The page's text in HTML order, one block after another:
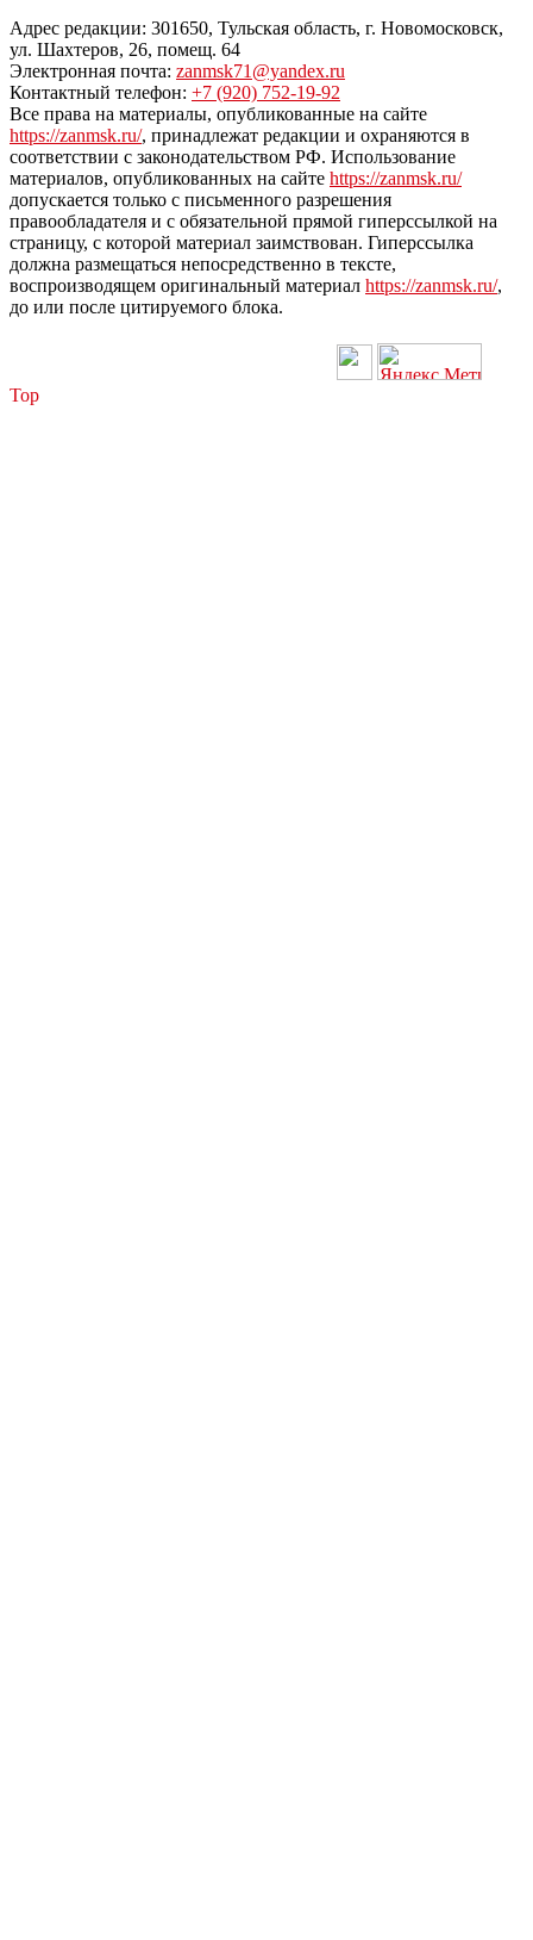
Адрес редакции: 301650, Тульская область, г. Новомосковск,
ул. Шахтеров, 26, помещ. 64
Электронная почта: zanmsk71@yandex.ru
Контактный телефон: +7 (920) 752-19-92
Все права на материалы, опубликованные на сайте
https://zanmsk.ru/, принадлежат редакции и охраняются в
соответствии с законодательством РФ. Использование
материалов, опубликованных на сайте https://zanmsk.ru/
допускается только с письменного разрешения
правообладателя и с обязательной прямой гиперссылкой на
страницу, с которой материал заимствован. Гиперссылка
должна размещаться непосредственно в тексте,
воспроизводящем оригинальный материал https://zanmsk.ru/,
до или после цитируемого блока.
Top